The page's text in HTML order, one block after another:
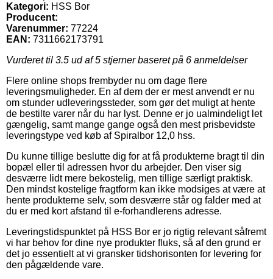
Kategori: HSS Bor
Producent:
Varenummer: 77224
EAN: 7311662173791
Vurderet til 3.5 ud af 5 stjerner baseret på 6 anmeldelser
Flere online shops frembyder nu om dage flere
leveringsmuligheder. En af dem der er mest anvendt er nu
om stunder udleveringssteder, som gør det muligt at hente
de bestilte varer når du har lyst. Denne er jo ualmindeligt let
gængelig, samt mange gange også den mest prisbevidste
leveringstype ved køb af Spiralbor 12,0 hss.
Du kunne tillige beslutte dig for at få produkterne bragt til din
bopæl eller til adressen hvor du arbejder. Den viser sig
desværre lidt mere bekostelig, men tillige særligt praktisk.
Den mindst kostelige fragtform kan ikke modsiges at være at
hente produkterne selv, som desværre står og falder med at
du er med kort afstand til e-forhandlerens adresse.
Leveringstidspunktet på HSS Bor er jo rigtig relevant såfremt
vi har behov for dine nye produkter fluks, så af den grund er
det jo essentielt at vi gransker tidshorisonten for levering for
den pågældende vare.